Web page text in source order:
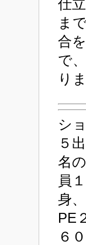
仕
ま
合
で
り
シ
５
名
員
身
PE
６